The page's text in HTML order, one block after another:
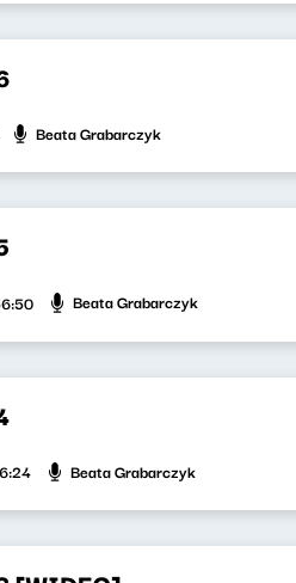
Beata Grabarczyk
Beata Grabarczyk
Beata Grabarczyk